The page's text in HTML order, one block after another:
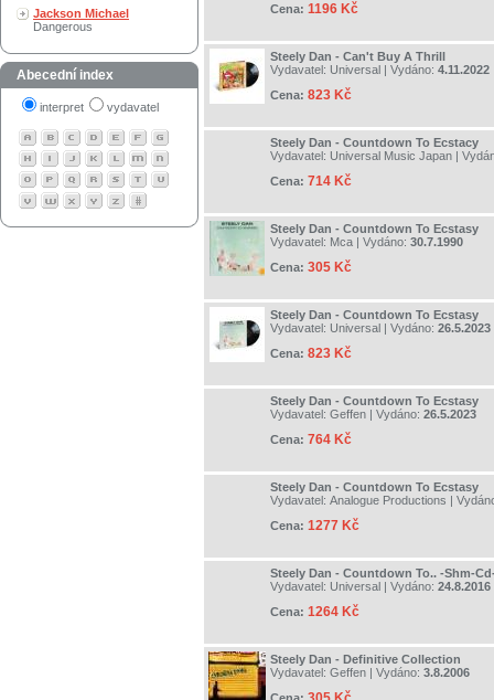
Jackson Michael
Dangerous
Abecední index
interpret vydavatel
Cena: 1196 Kč
Steely Dan - Can't Buy A Thrill
Vydavatel: Universal | Vydáno: 4.11.2022
Cena: 823 Kč
Steely Dan - Countdown To Ecstacy
Vydavatel: Universal Music Japan |
Cena: 714 Kč
Steely Dan - Countdown To Ecstasy
Vydavatel: Mca | Vydáno: 30.7.1990
Cena: 305 Kč
Steely Dan - Countdown To Ecstasy
Vydavatel: Universal | Vydáno: 26.5.2023
Cena: 823 Kč
Steely Dan - Countdown To Ecstasy
Vydavatel: Geffen | Vydáno: 26.5.2023
Cena: 764 Kč
Steely Dan - Countdown To Ecstasy
Vydavatel: Analogue Productions |
Cena: 1277 Kč
Steely Dan - Countdown To.. -Shm-
Vydavatel: Universal | Vydáno: 24.8.2016
Cena: 1264 Kč
Steely Dan - Definitive Collection
Vydavatel: Geffen | Vydáno: 3.8.2006